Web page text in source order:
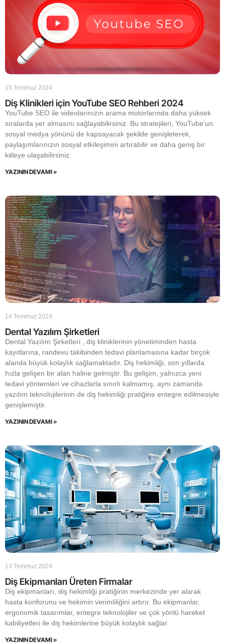
15 Temmuz 2024
Diş Klinikleri için YouTube SEO Rehberi 2024
YouTube SEO ile videolarınızın arama motorlarında daha yüksek
sıralarda yer almasını sağlayabilirsiniz. Bu stratejileri, YouTube’un
sosyal medya yönünü de kapsayacak şekilde genişleterek,
paylaşımlarınızın sosyal etkileşimini artırabilir ve daha geniş bir
kitleye ulaşabilirsiniz.
YAZININ DEVAMI »
14 Temmuz 2024
Dental Yazılım Şirketleri
Dental Yazılım Şirketleri , diş kliniklerinin yönetiminden hasta
kayıtlarına, randevu takibinden tedavi planlamasına kadar birçok
alanda büyük kolaylık sağlamaktadır. Diş hekimliği, son yıllarda
hızla gelişen bir alan haline gelmiştir. Bu gelişim, yalnızca yeni
tedavi yöntemleri ve cihazlarla sınırlı kalmamış, aynı zamanda
yazılım teknolojilerinin de diş hekimliği pratiğine entegre edilmesiyle
genişlemiştir.
YAZININ DEVAMI »
13 Temmuz 2024
Diş Ekipmanları Üreten Firmalar
Diş ekipmanları, diş hekimliği pratiğinin merkezinde yer alarak
hasta konforunu ve hekimin verimliliğini artırır. Bu ekipmanlar,
ergonomik tasarımlar, entegre teknolojiler ve çok yönlü hareket
kabiliyetleri ile diş hekimlerine büyük kolaylık sağlar.
YAZININ DEVAMI »